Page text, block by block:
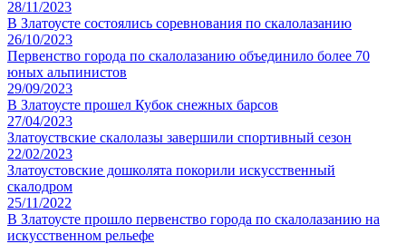
28/11/2023
В Златоусте состоялись соревнования по скалолазанию
26/10/2023
Первенство города по скалолазанию объединило более 70
юных альпинистов
29/09/2023
В Златоусте прошел Кубок снежных барсов
27/04/2023
Златоуствские скалолазы завершили спортивный сезон
22/02/2023
Златоустовские дошколята покорили искусственный
скалодром
25/11/2022
В Златоусте прошло первенство города по скалолазанию на
искусственном рельефе